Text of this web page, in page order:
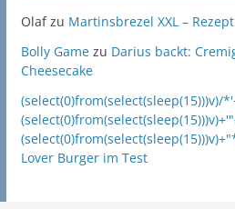
Olafzu Martinsbrezel XXL – Rezept
Bolly Gamezu Darius backt:
Cheesecake
(select(0)from(select(sleep(15)))v)/
Lover Burger im Test